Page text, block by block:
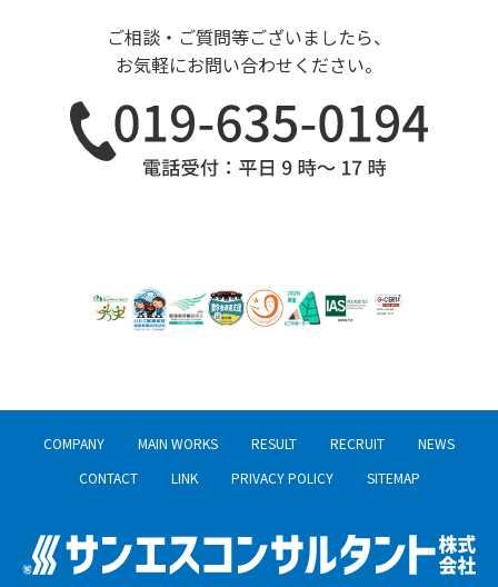
ご相談・ご質問等ございましたら、
お気軽にお問い合わせください。
COMPANY MAIN WORKS RESULT RECRUIT
NEWS
CONTACT
LINK PRIVACY POLICY SITEMAP